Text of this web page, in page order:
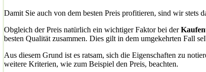
Damit Sie auch von dem besten Preis profitieren, sind wir stets
Obgleich der Preis natürlich ein wichtiger Faktor bei der
besten Qualität zusammen. Dies gilt in dem umgekehrten Fall
Aus diesem Grund ist es ratsam, sich die Eigenschaften zu
weitere Kriterien, wie zum Beispiel den Preis, beachten.